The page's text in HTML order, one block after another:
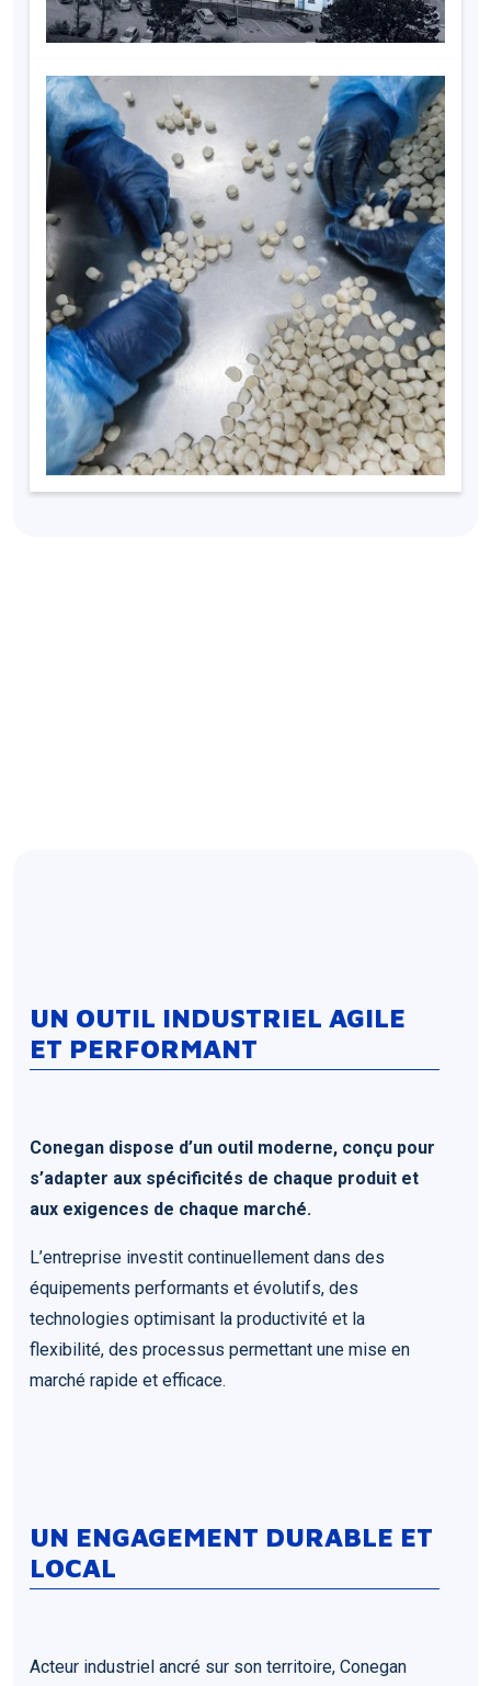
UN OUTIL INDUSTRIEL AGILE
ET PERFORMANT
Conegan dispose d’un outil moderne, conçu pour
s’adapter aux spécificités de chaque produit et
aux exigences de chaque marché.
L’entreprise investit continuellement dans des
équipements performants et évolutifs, des
technologies optimisant la productivité et la
flexibilité, des processus permettant une mise en
marché rapide et efficace.
UN ENGAGEMENT DURABLE ET
LOCAL
Acteur industriel ancré sur son territoire, Conegan